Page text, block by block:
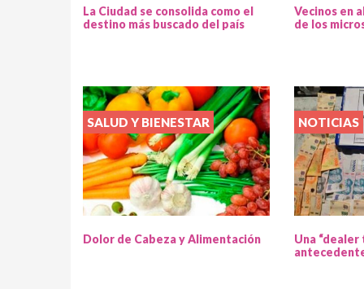
La Ciudad se consolida como el
destino más buscado del país
Vecinos en
de los
SALUD Y BIENESTAR
Dolor de Cabeza y Alimentación
NOTICIAS
Una “dealer